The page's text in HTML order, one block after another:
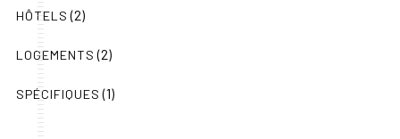
HÔTELS (2)
LOGEMENTS (2)
SPÉCIFIQUES (1)